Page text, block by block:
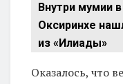
Внутри мумии
Оксиринхе
из «Илиады»
Оказалось, что